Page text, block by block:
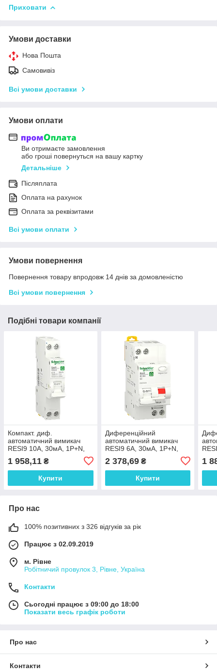
Приховати
Умови доставки
Нова Пошта
Самовивіз
Всі умови доставки
Умови оплати
Ви отримаєте замовлення
або гроші повернуться на вашу картку
Детальніше
Післяплата
Оплата на рахунок
Оплата за реквізитами
Всі умови оплати
Умови повернення
Повернення товару впродовж 14 днів за домовленістю
Всі умови повернення
Подібні товари компанії
Компакт. диф.
автоматичний вимикач
RESI9 10А, 30мA, 1P+N,
1 958,11 ₴
Купити
Диференційний
автоматичний вимикач
RESI9 6А, 30мA, 1P+N,
2 378,69₴
Купити
1
Про нас
100% позитивних з 326 відгуків за рік
Працює з 02.09.2019
м. Рівне
Робітничий провулок 3, Рівне, Україна
Контакти
Сьогодні працює з 09:00 до 18:00
Показати весь графік роботи
Про нас
Контакти